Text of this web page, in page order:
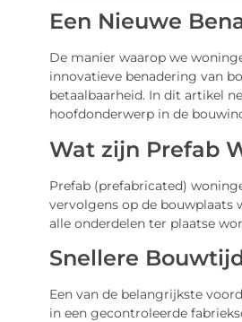
Een Nieuwe
De manier waarop we
innovatieve benadering van
betaalbaarheid. In dit artikel
hoofdonderwerp in de
Wat zijn Prefab
Prefab (prefabricated)
vervolgens op de
alle onderdelen ter plaatse
Snellere
Een van de belangrijkste
in een gecontroleerde